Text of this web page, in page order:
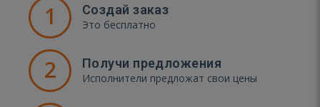
1 Создай заказ
Это бесплатно
2 Получи предложения
Исполнители предложат свои цены